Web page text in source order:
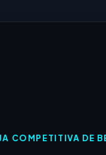
COMPETITIVA DE